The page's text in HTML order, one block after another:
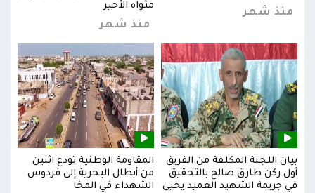
منذ شهر
مثواه الأخير
منذ شهر
بيان اللجنة المكلفة من الفريق
أول ركن طارق صالح بالتحقيق
في جريمة الشهيد العميد يحيى
المقاومة الوطنية تودع اثنين
من أبطال البحرية إلى فردوس
الشهداء في المخا